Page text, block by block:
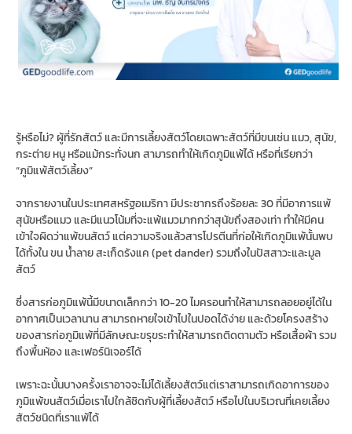
รู้หรือไม่? ผู้ที่รักสัตว์ และมีการเลี้ยงสัตว์โดยเฉพาะสัตว์ที่มีขนเช่น แมว, สุนัข,
กระต่าย หนู หรือแม้กระทั่งนก สามารถทำให้เกิดภูมิแพ้ได้ หรือที่เรียกว่า
“ภูมิแพ้สัตว์เลี้ยง”
จากรายงานในประเทศสหรัฐอเมริกา มีประชากรถึงร้อยละ 30 ที่มีอาการแพ้
สุนัขหรือแมว และมีแนวโน้มที่จะแพ้แมวมากกว่าสุนัขถึงสองเท่า ทำให้มีคน
เข้าใจผิดว่าแพ้ขนสัตว์ แต่ความจริงแล้วสารโปรตีนที่ก่อให้เกิดภูมิแพ้นั้นพบ
ได้ทั้งใน ขน น้ำลาย สะเก็ดรังแค (pet dander) รวมถึงในปัสสาวะและมูล
สัตว์
ซึ่งสารก่อภูมิแพ้นี้มีขนาดเล็กกว่า 10-20 ไมครอนทำให้สามารถลอยอยู่ได้ใน
อากาศเป็นเวลานาน สามารถหายใจเข้าไปในปอดได้ง่าย และด้วยโครงสร้าง
ของสารก่อภูมิแพ้ที่มีลักษณะขรุขระทำให้สามารถติดตามตัว หรือเสื้อผ้า รวม
ถึงพื้นห้อง และเฟอร์นิเจอร์ได้
เพราะฉะนั้นบางครั้งเราอาจจะไม่ได้เลี้ยงสัตว์แต่เราสามารถเกิดอาการของ
ภูมิแพ้ขนสัตว์เมื่อเราไปใกล้ชิดกับผู้ที่เลี้ยงสัตว์ หรือไปในบริเวณที่เคยเลี้ยง
สัตว์ชนิดที่เราแพ้ได้